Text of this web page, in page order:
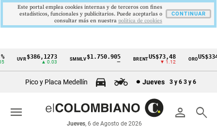
Cintillo
económicos
Colombia
UVR$386,1273
▲ 0.03
SMMLV $1.750.905 BRENTUS$73,48
▼ 1.12
ORO
Pico y Placa Medellín Jueves 3 y 6 3 y 6
person search
Jueves, 6 de Agosto de 2026
menu
Este portal emplea cookies internas y de terceros con fines
estadísticos, funcionales y publicitarios. Puede aceptarlas o
consultar más en nuestra politica de cookies
CONTINUAR